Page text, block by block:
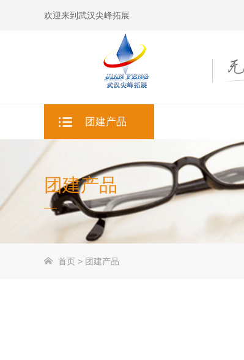
欢迎来到武汉尖峰拓展
团建产品
企业团建
团建产品
首页 > 团建产品